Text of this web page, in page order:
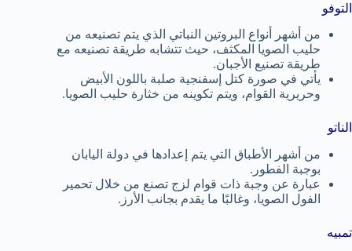
التوفو
من أشهر أنواع البروتين النباتي الذي يتم تصنيعه من
حليب الصويا المكثف، حيث تتشابه طريقة تصنيعه مع
طريقة تصنيع الأجبان.
يأتي في صورة كتل إسفنجية صلبة باللون الأبيض
وحريرية القوام، ويتم تكوينه من خثارة حليب الصويا.
الناتو
من أشهر الأطباق التي يتم إعدادها في دولة اليابان
بوجبة الفطور.
عبارة عن وجبة ذات قوام لزج تصنع من خلال تحمير
الفول الصويا، وغالبًا ما يقدم بجانب الأرز.
تمبيه